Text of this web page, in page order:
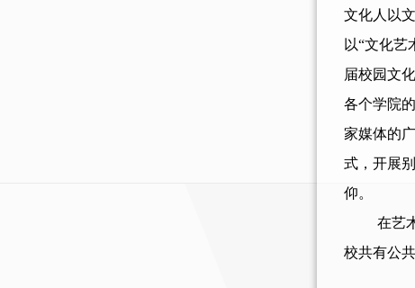
文化人以
以“文化艺
届校园文
各个学院
家媒体的
式，开展
仰。
在艺
校共有公